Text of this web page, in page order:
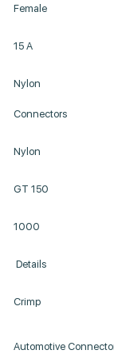
Female
15 A
Nylon
Connectors
Nylon
GT 150
1000
Details
Crimp
Automotive